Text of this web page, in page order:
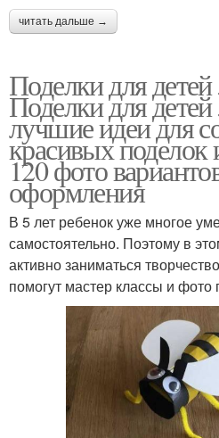
читать дальше →
Поделки для детей
Поделки для
лучшие идеи для
красивых поделок
120 фото
оформления
В 5 лет ребенок уже многое
самостоятельно. Поэтому в
активно заниматься
помогут мастер классы и фото